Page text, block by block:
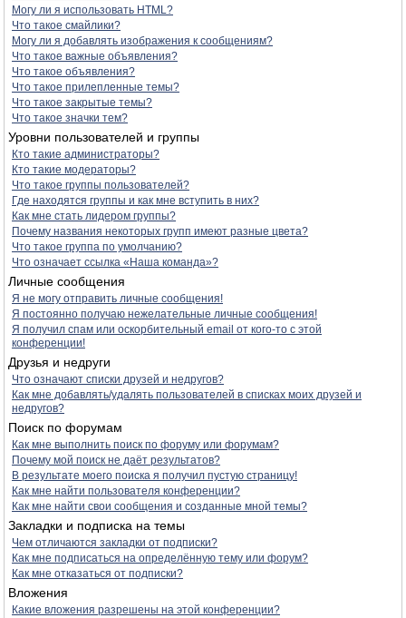
Могу ли я использовать HTML?
Что такое смайлики?
Могу ли я добавлять изображения к сообщениям?
Что такое важные объявления?
Что такое объявления?
Что такое прилепленные темы?
Что такое закрытые темы?
Что такое значки тем?
Уровни пользователей и группы
Кто такие администраторы?
Кто такие модераторы?
Что такое группы пользователей?
Где находятся группы и как мне вступить в них?
Как мне стать лидером группы?
Почему названия некоторых групп имеют разные цвета?
Что такое группа по умолчанию?
Что означает ссылка «Наша команда»?
Личные сообщения
Я не могу отправить личные сообщения!
Я постоянно получаю нежелательные личные сообщения!
Я получил спам или оскорбительный email от кого-то с этой
конференции!
Друзья и недруги
Что означают списки друзей и недругов?
Как мне добавлять/удалять пользователей в списках моих друзей и
недругов?
Поиск по форумам
Как мне выполнить поиск по форуму или форумам?
Почему мой поиск не даёт результатов?
В результате моего поиска я получил пустую страницу!
Как мне найти пользователя конференции?
Как мне найти свои сообщения и созданные мной темы?
Закладки и подписка на темы
Чем отличаются закладки от подписки?
Как мне подписаться на определённую тему или форум?
Как мне отказаться от подписки?
Вложения
Какие вложения разрешены на этой конференции?